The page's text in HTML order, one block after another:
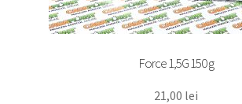
Force 1,5G 150 g
21,00 lei